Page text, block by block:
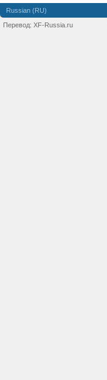
Russian (RU)
Перевод: XF-Russia.ru